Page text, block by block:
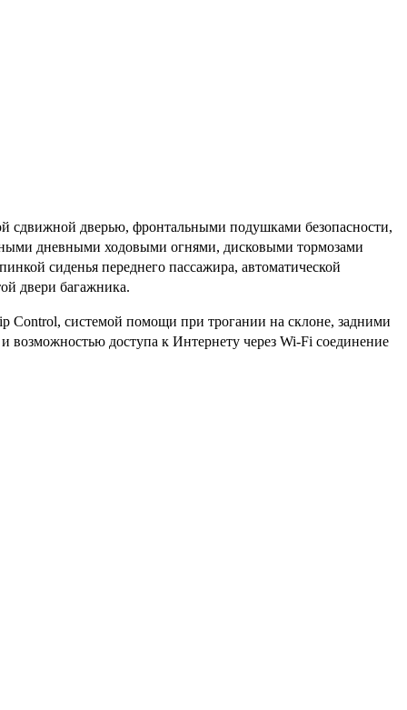
сдвижной дверью, фронтальными подушками безопасности,
дневными ходовыми огнями, дисковыми тормозами
сиденья переднего пассажира, автоматической
двери багажника.
Control, системой помощи при трогании на склоне, задними
доступа к Интернету через Wi-Fi соединение